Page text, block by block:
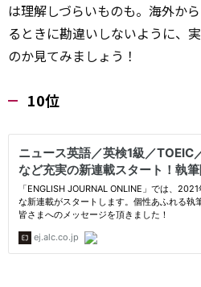
は理解しづらいものも。海外か
るときに勘違いしないように、
のか見てみましょう！
10位